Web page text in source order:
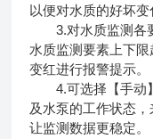
以便对水质的好坏变
3.对水质监测各要
水质监测要素上下
变红进行报警提示。
4.可选择【手动】
及水泵的工作状态
让监测数据更稳定。